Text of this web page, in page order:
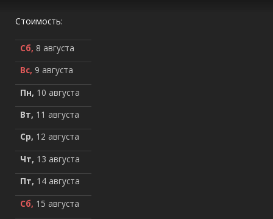
Стоимость:
Сб, 8 августа
Вс, 9 августа
Пн, 10 августа
Вт, 11 августа
Ср, 12 августа
Чт, 13 августа
Пт, 14 августа
Сб, 15 августа